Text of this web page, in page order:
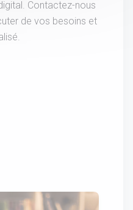
Contactez-nous
de vos besoins et